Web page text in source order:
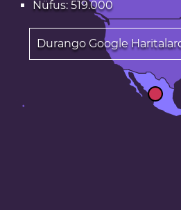
Nüfus: 519.000
Durango Google